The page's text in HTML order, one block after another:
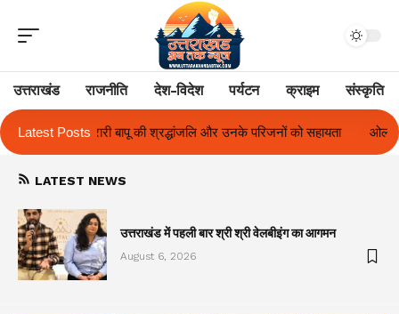
उत्तराखंड राजनीति देश-विदेश पर्यटन क्राइम संस्कृति
Latest Posts
और उनके परिजनों को सहायता ओलंपस हाई के इंटर-हाउस फुटबॉल टूर्नामेंट में
LATEST NEWS
उत्तराखंड में पहली बार श्री श्री वेलबीइंग का आगमन
August 6, 2026